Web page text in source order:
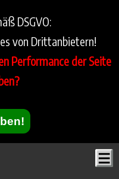
DSGVO:
von Drittanbietern!
Performance der Seite